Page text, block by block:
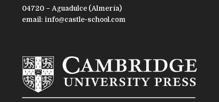
04720 – Aguadulce (Almería)
email: info@castle-school.com